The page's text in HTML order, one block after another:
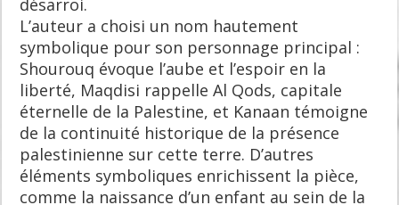
désarroi.
L’auteur a choisi un nom hautement
symbolique pour son personnage principal :
Shourouq évoque l’aube et l’espoir en la
liberté, Maqdisi rappelle Al Qods, capitale
éternelle de la Palestine, et Kanaan témoigne
de la continuité historique de la présence
palestinienne sur cette terre. D’autres
éléments symboliques enrichissent la pièce,
comme la naissance d’un enfant au sein de la